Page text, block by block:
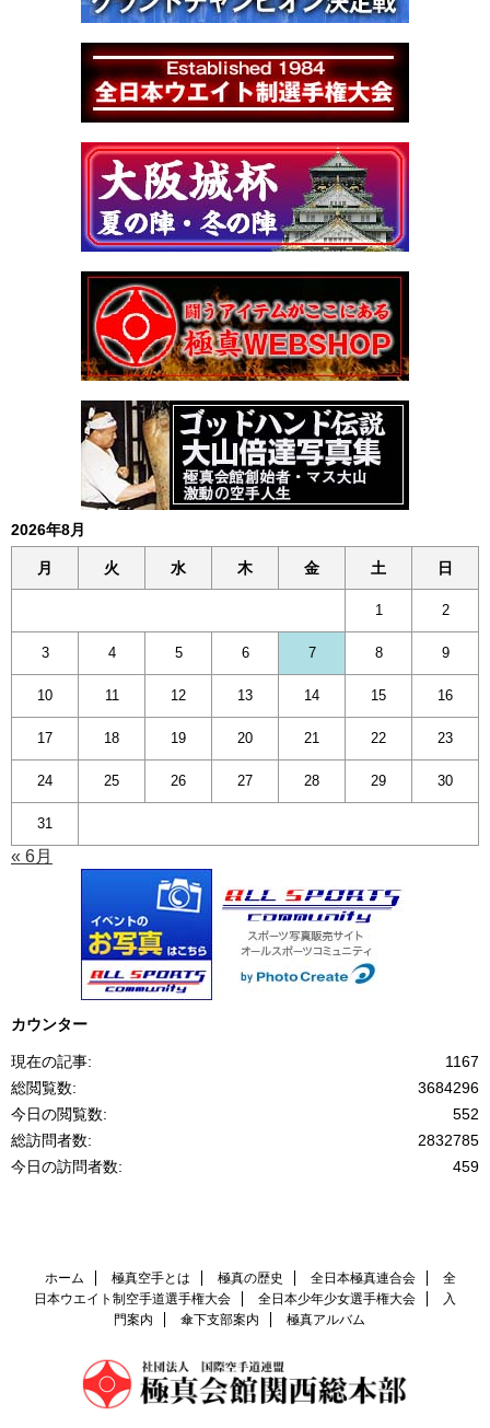
2026年8月
月 火 水 木 金 土 日
1 2
3 4 5 6 7 8 9
10 11 12 13 14 15 16
17 18 19 20 21 22 23
24 25 26 27 28 29 30
31
« 6月
カウンター
1167
現在の記事:
3684296
総閲覧数:
552
今日の閲覧数:
2832785
総訪問者数:
459
今日の訪問者数:
ホーム 極真空手とは 極真の歴史 全日本極真連合会
全
日本ウエイト制空手道選手権大会
全日本少年少女選手権大会
入
門案内
傘下支部案内 極真アルバム